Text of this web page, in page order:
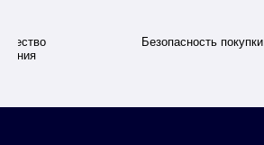
Безопасность покупки